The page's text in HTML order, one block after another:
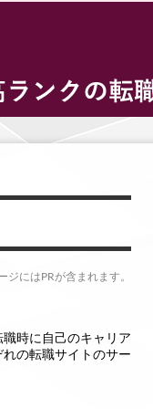
ジにはPRが含まれます。
時に自己のキャリア
の転職サイトのサー